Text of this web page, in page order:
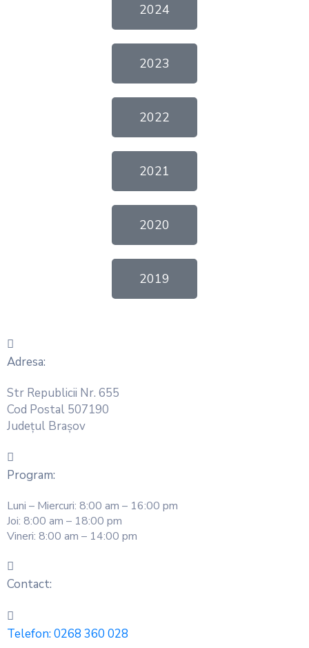
2024
2023
2022
2021
2020
2019
Adresa:
Str Republicii Nr. 655
Cod Postal 507190
Județul Brașov
Program:
Luni – Miercuri: 8:00 am – 16:00 pm
Joi: 8:00 am – 18:00 pm
Vineri: 8:00 am – 14:00 pm
Contact:
Telefon:0268 360 028